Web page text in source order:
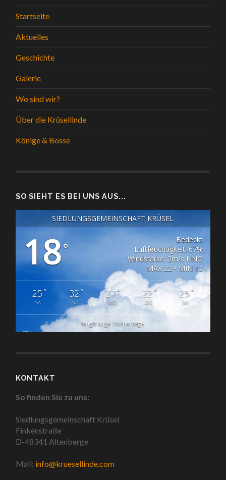
Startseite
Aktuelles
Geschichte
Galerie
Wo sind wir?
Über die Krüsellinde
Könige & Bosse
SO SIEHT ES BEI UNS AUS...
SIEDLUNGSGEMEINSCHAFT KRÜSEL
18°
Bedeckt
Luftfeuchtigkeit: 67%
Windstärke: 2m/s NNO
MAX 22 • MIN 12
25°
SA
32 °
SO
27°
MO
22°
DIE
25°
MI
langfristige Vorhersage
KONTAKT
So finden Sie zu uns:
Siedlungsgemeinschaft Krüsel
Finkenstraße
D-48341 Altenberge
Mail: info@kruesellinde.com